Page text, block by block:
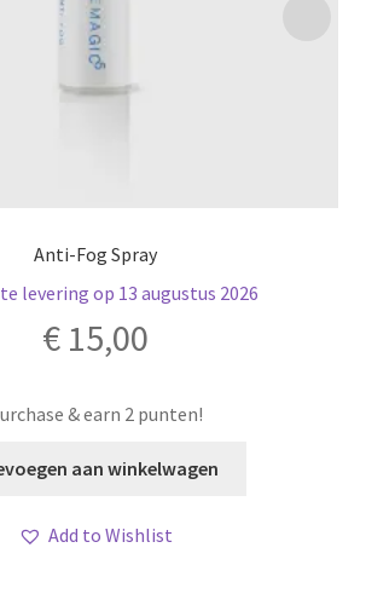
Anti-Fog Spray
levering op 13 augustus 2026
€15,00
& earn 2 punten!
aan winkelwagen
Add to Wishlist